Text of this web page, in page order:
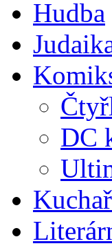
Hudba
DC